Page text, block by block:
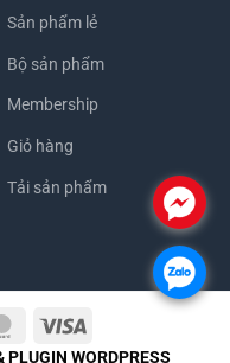
Sản phẩm lẻ
Bộ sản phẩm
Membership
Giỏ hàng
Tải sản phẩm
WORDPRESS
.
.